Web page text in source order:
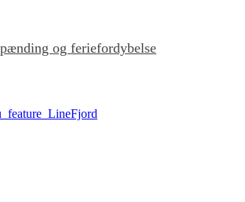
og feriefordybelse